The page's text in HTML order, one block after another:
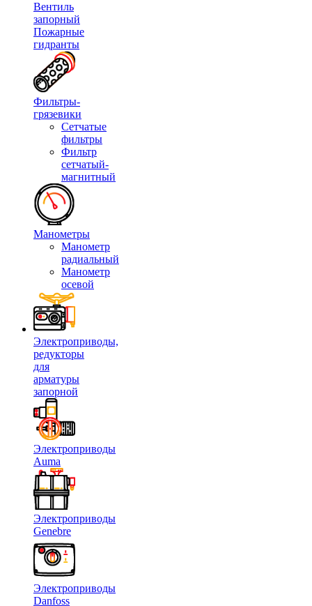
Вентиль
запорный
Пожарные
гидранты
Фильтры-
грязевики
Сетчатые
фильтры
Фильтр
сетчатый-
магнитный
Манометры
Манометр
радиальный
Манометр
осевой
Электроприводы,
редукторы
для
арматуры
запорной
Электроприводы
Auma
Электроприводы
Genebre
Электроприводы
Danfoss